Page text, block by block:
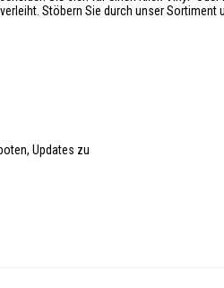
Stöbern Sie durch unser
Updates zu